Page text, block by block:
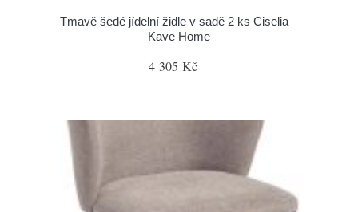
Tmavě šedé jídelní židle v sadě 2 ks Ciselia –
Kave Home
4 305 Kč